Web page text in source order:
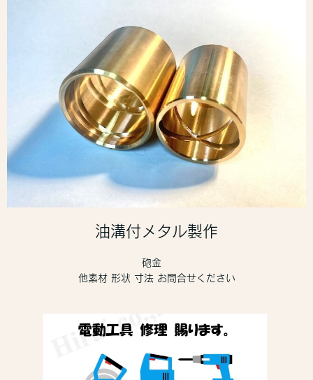
油溝付メタル製作
砲金
他素材 形状 寸法 お問合せください